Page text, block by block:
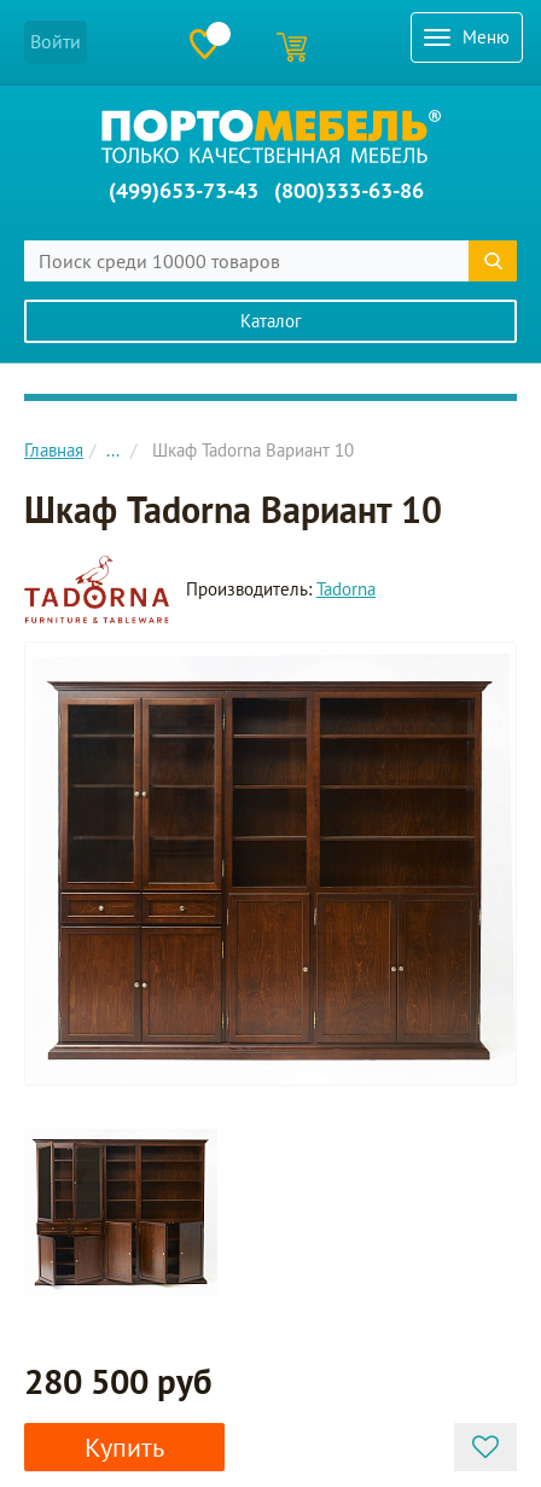
Меню
Войти
(499)653-73-43 (800)333-63-86
Каталог
Главное меню сайта
Главная ... Шкаф Tadorna Вариант 10
Шкаф Tadorna Вариант 10
Производитель: Tadorna
280 500 руб
Купить